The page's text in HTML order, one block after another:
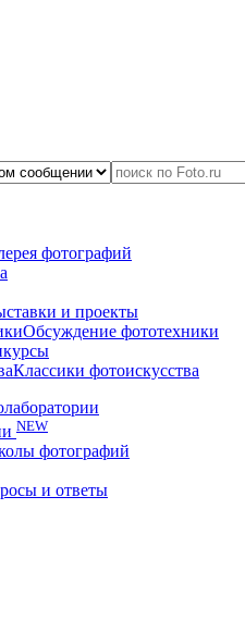
фотографий
и проекты
Обсуждение фототехники
Классики фотоискусства
NEW
фотографий
и ответы